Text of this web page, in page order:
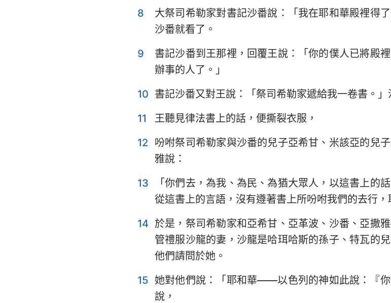
以賽亞書 耶利米書
但以理書 何西阿書
哈巴谷書 西番雅書
瑪拉基書
約翰一書
啟示錄
8
大祭司希勒家對書記沙番說：「我在耶和華殿裡得
沙番就看了。
9
書記沙番到王那裡，回覆王說：「你的僕人已將殿
辦事的人了。」
10 書記沙番又對王說：「祭司希勒家遞給我一卷書。」
11
王聽見律法書上的話，便撕裂衣服，
12
吩咐祭司希勒家與沙番的兒子亞希甘、米該亞的兒
雅說：
13
「你們去，為我、為民、為猶大眾人，以這書上的
從這書上的言語，沒有遵著書上所吩咐我們的去行，
14 於是，祭司希勒家和亞希甘、亞革波、沙番、亞撒
管禮服沙龍的妻，沙龍是哈珥哈斯的孫子、特瓦的
他們請問於她。
15 她對他們說：「耶和華——以色列的神如此說：『
說，